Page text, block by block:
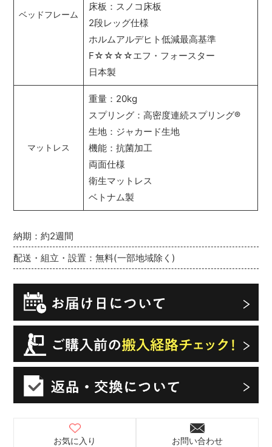
納期：約2週間
配送・組立・設置：無料(一部地域除く)
お気に入り お問い合わせ
ベッドフレーム
床板：スノコ床板
2段レッグ仕様
ホルムアルデヒト低減最高基準
F☆☆☆☆エフ・フォースター
日本製
マットレス
重量：20kg
スプリング：高密度連続スプリング®
生地：ジャカード生地
機能：抗菌加工
両面仕様
衛生マットレス
ベトナム製